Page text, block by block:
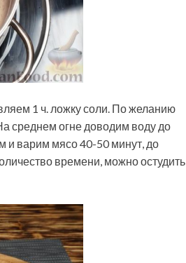
1 ч. ложку соли. По желанию
среднем огне доводим воду до
и варим мясо 40-50 минут, до
времени, можно остудить